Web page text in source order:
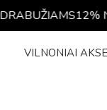
12%
VILNONIAI
VILNONIAI